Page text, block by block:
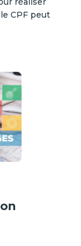
CPF peut